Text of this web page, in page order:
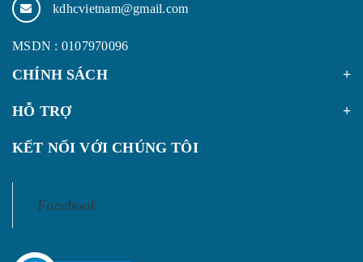
kdhcvietnam@gmail.com
MSDN : 0107970096
CHÍNH SÁCH
HỖ TRỢ
KẾT NỐI VỚI CHÚNG TÔI
Facebook